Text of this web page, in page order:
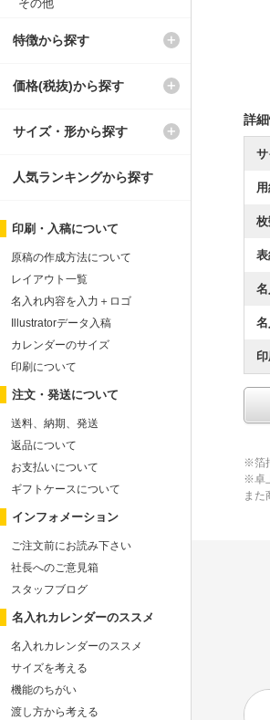
詳
※箔
※卓
また
その他
特徴から探す
価格(税抜)から探す
サイズ・形から探す
人気ランキングから探す
印刷・入稿について
原稿の作成方法について
レイアウト一覧
名入れ内容を入力＋ロゴ
Illustratorデータ入稿
カレンダーのサイズ
印刷について
注文・発送について
送料、納期、発送
返品について
お支払いについて
ギフトケースについて
インフォメーション
ご注文前にお読み下さい
社長へのご意見箱
スタッフブログ
名入れカレンダーのススメ
名入れカレンダーのススメ
サイズを考える
機能のちがい
渡し方から考える